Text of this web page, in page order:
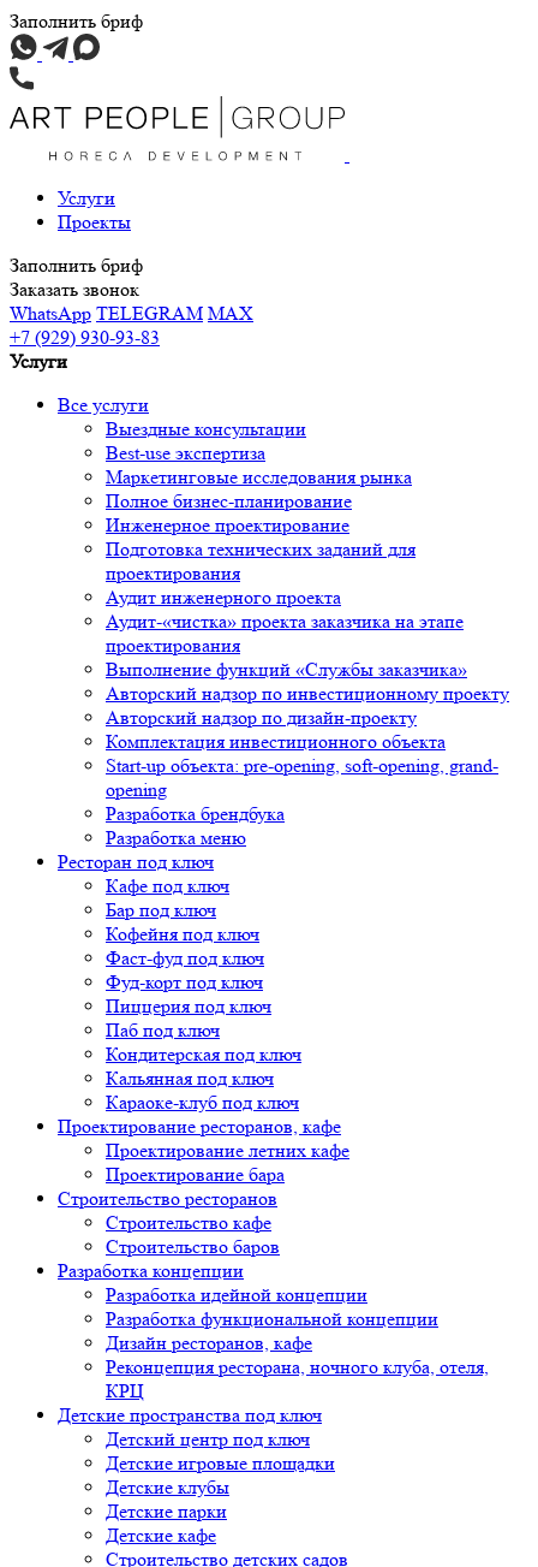
Заполнить бриф
Услуги
Проекты
Заполнить бриф
Заказать звонок
WhatsApp TELEGRAM MAX
+7 (929) 930-93-83
Услуги
Все услуги
Выездные консультации
Best-use экспертиза
Маркетинговые исследования рынка
Полное бизнес-планирование
Инженерное проектирование
Подготовка технических заданий для
проектирования
Аудит инженерного проекта
Аудит-«чистка» проекта заказчика на этапе
проектирования
Выполнение функций «Службы заказчика»
Авторский надзор по инвестиционному проекту
Авторский надзор по дизайн-проекту
Комплектация инвестиционного объекта
Start-up объекта: pre-opening, soft-opening, grand-
opening
Разработка брендбука
Разработка меню
Ресторан под ключ
Кафе под ключ
Бар под ключ
Кофейня под ключ
Фаст-фуд под ключ
Фуд-корт под ключ
Пиццерия под ключ
Паб под ключ
Кондитерская под ключ
Кальянная под ключ
Караоке-клуб под ключ
Проектирование ресторанов, кафе
Проектирование летних кафе
Проектирование бара
Строительство ресторанов
Строительство кафе
Строительство баров
Разработка концепции
Разработка идейной концепции
Разработка функциональной концепции
Дизайн ресторанов, кафе
Реконцепция ресторана, ночного клуба, отеля,
КРЦ
Детские пространства под ключ
Детский центр под ключ
Детские игровые площадки
Детские клубы
Детские парки
Детские кафе
Строительство детских садов